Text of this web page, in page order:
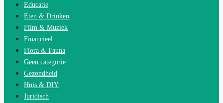
Educatie
Eten & Drinken
Film & Muziek
Financieel
Flora & Fauna
Geen categorie
Gezondheid
Huis & DIY
Juridisch